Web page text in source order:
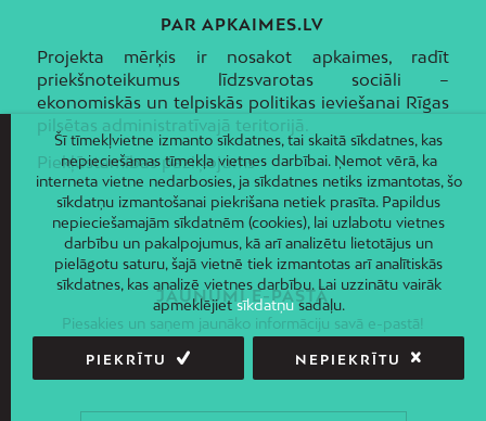
PAR APKAIMES.LV
Projekta mērķis ir nosakot apkaimes, radīt
priekšnoteikumus līdzsvarotas sociāli –
ekonomiskās un telpiskās politikas ieviešanai Rīgas
pilsētas administratīvajā teritorijā.
Piekļūstamības paziņojums
JAUNUMI E-PASTĀ
Piesakies un saņem jaunāko informāciju savā e-pastā!
Šī tīmekļvietne izmanto sīkdatnes, tai skaitā sīkdatnes, kas
nepieciešamas tīmekļa vietnes darbībai. Ņemot vērā, ka
interneta vietne nedarbosies, ja sīkdatnes netiks izmantotas, šo
sīkdatņu izmantošanai piekrišana netiek prasīta. Papildus
nepieciešamajām sīkdatnēm (cookies), lai uzlabotu vietnes
darbību un pakalpojumus, kā arī analizētu lietotājus un
pielāgotu saturu, šajā vietnē tiek izmantotas arī analītiskās
sīkdatnes, kas analizē vietnes darbību. Lai uzzinātu vairāk
apmeklējietsīkdatņusadaļu.
PIEKRĪTU NEPIEKRĪTU